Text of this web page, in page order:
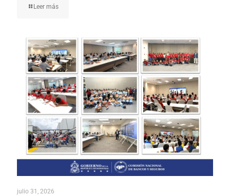
Leer más
julio 31, 2026